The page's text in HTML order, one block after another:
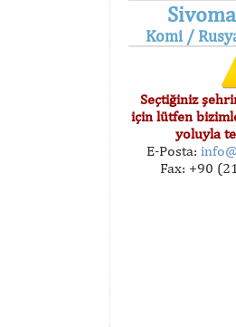
Komi /
Seçtiğiniz
için lütfen
yoluyla
E-Posta:
Fax: +90